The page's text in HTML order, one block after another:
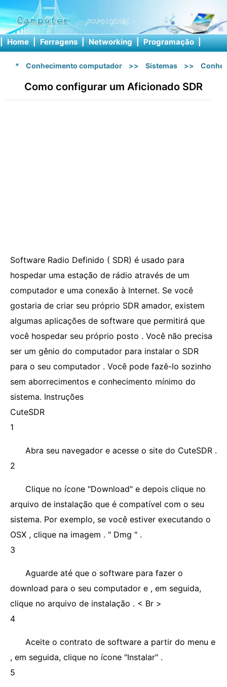
| Home | Ferragens | Networking | Programação |
* Conhecimento computador >> Sistemas >>
Como configurar um Aficionado SDR
Software Radio Definido ( SDR) é usado para
hospedar uma estação de rádio através de um
computador e uma conexão à Internet. Se você
gostaria de criar seu próprio SDR amador, existem
algumas aplicações de software que permitirá que
você hospedar seu próprio posto . Você não precisa
ser um gênio do computador para instalar o SDR
para o seu computador . Você pode fazê-lo sozinho
sem aborrecimentos e conhecimento mínimo do
sistema. Instruções
CuteSDR
1
Abra seu navegador e acesse o site do CuteSDR .
2
Clique no ícone "Download" e depois clique no
arquivo de instalação que é compatível com o seu
sistema. Por exemplo, se você estiver executando o
OSX , clique na imagem . " Dmg " .
3
Aguarde até que o software para fazer o
download para o seu computador e , em seguida,
clique no arquivo de instalação . < Br >
4
Aceite o contrato de software a partir do menu e
, em seguida, clique no ícone "Instalar" .
5